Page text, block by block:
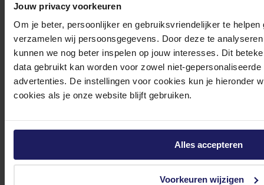
Jouw privacy voorkeuren
Om je beter, persoonlijker en gebruiksvriendelijker te
verzamelen wij persoonsgegevens. Door deze te
kunnen we nog beter inspelen op jouw interesses. Dit
data gebruikt kan worden voor zowel niet-
advertenties. De instellingen voor cookies kun je hieronder
cookies als je onze website blijft gebruiken.
Alles accepteren
Voorkeuren wijzigen
Meld je aan voor onze nieuwsbrief!
Ontvang als eerste de beste deals in je inbox
Meld je aan
Footer
8102 HG Raalte